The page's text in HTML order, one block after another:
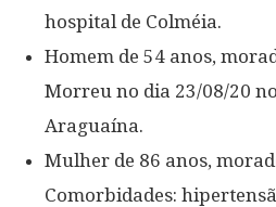
hospital de Colméia.
Homem de 54 anos,
Morreu no dia 23/08/20
Araguaína.
Mulher de 86 anos,
Comorbidades: